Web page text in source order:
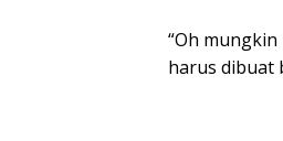
“Oh
harus dibuat